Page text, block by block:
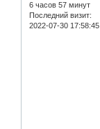
6 часов 57 минут
Последний визит:
2022-07-30 17:58:45